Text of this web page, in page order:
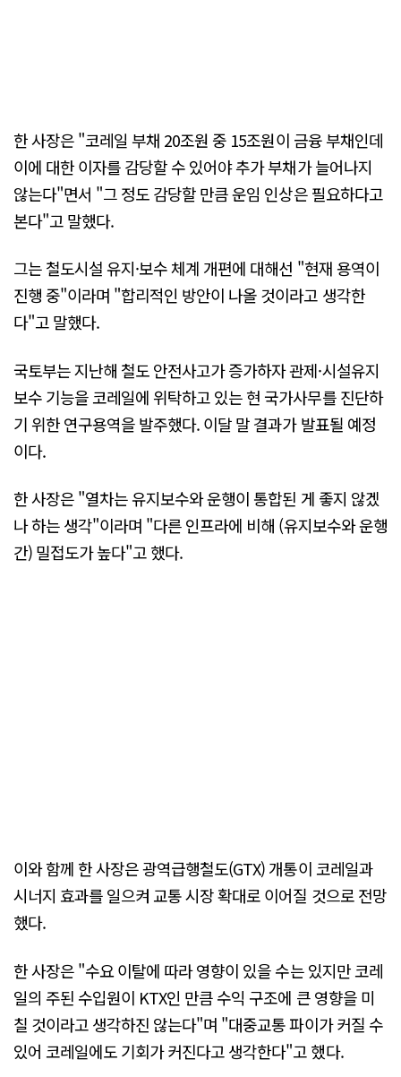
한 사장은 "코레일 부채 20조원 중 15조원이 금융 부채인데
이에 대한 이자를 감당할 수 있어야 추가 부채가 늘어나지
않는다"면서 "그 정도 감당할 만큼 운임 인상은 필요하다고
본다"고 말했다.
그는 철도시설 유지·보수 체계 개편에 대해선 "현재 용역이
진행 중"이라며 "합리적인 방안이 나올 것이라고 생각한
다"고 말했다.
국토부는 지난해 철도 안전사고가 증가하자 관제·시설유지
보수 기능을 코레일에 위탁하고 있는 현 국가사무를 진단하
기 위한 연구용역을 발주했다. 이달 말 결과가 발표될 예정
이다.
한 사장은 "열차는 유지보수와 운행이 통합된 게 좋지 않겠
나 하는 생각"이라며 "다른 인프라에 비해 (유지보수와 운행
간) 밀접도가 높다"고 했다.
이와 함께 한 사장은 광역급행철도(GTX) 개통이 코레일과
시너지 효과를 일으켜 교통 시장 확대로 이어질 것으로 전망
했다.
한 사장은 "수요 이탈에 따라 영향이 있을 수는 있지만 코레
일의 주된 수입원이 KTX인 만큼 수익 구조에 큰 영향을 미
칠 것이라고 생각하진 않는다"며 "대중교통 파이가 커질 수
있어 코레일에도 기회가 커진다고 생각한다"고 했다.